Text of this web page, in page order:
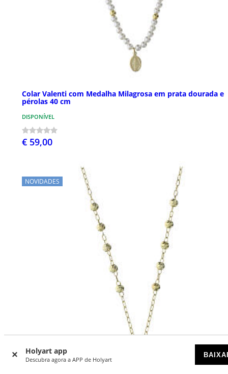
Holyart app
Descubra agora a APP de Holyart
Colar Valenti com Medalha Milagrosa em prata dourada e
pérolas 40 cm
DISPONÍVEL
€ 59,00
NOVIDADES